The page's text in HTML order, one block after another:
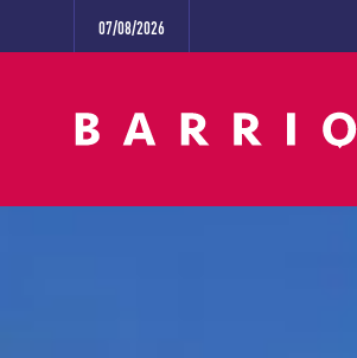
07/08/2026